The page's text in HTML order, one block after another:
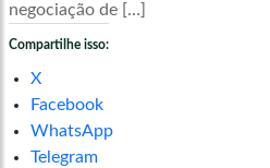
negociação de […]
Compartilhe isso:
X
Facebook
WhatsApp
Telegram